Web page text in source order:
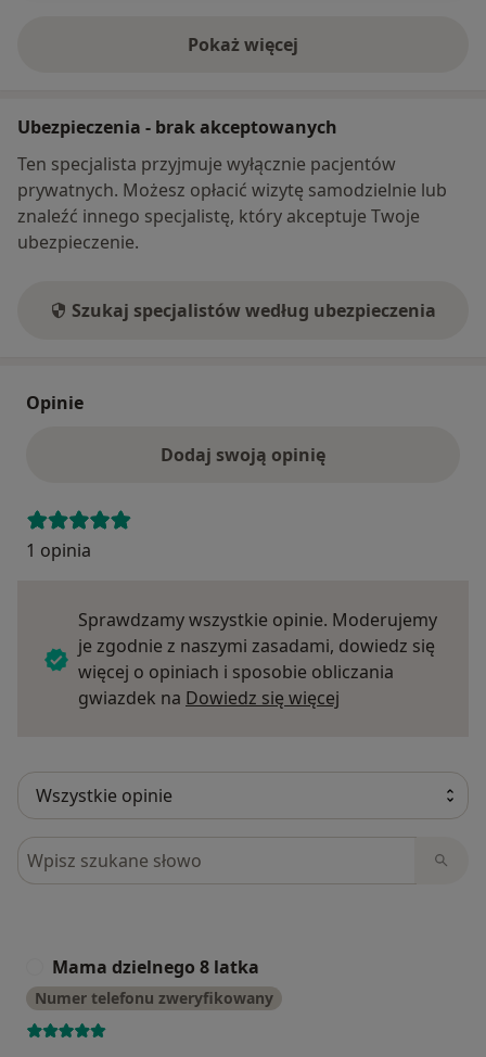
Pokaż więcej
o adresie
Ubezpieczenia - brak akceptowanych
Ten specjalista przyjmuje wyłącznie pacjentów
prywatnych. Możesz opłacić wizytę samodzielnie lub
znaleźć innego specjalistę, który akceptuje Twoje
ubezpieczenie.
Szukaj specjalistów według ubezpieczenia
Opinie
Dodaj swoją opinię
1 opinia
Sprawdzamy wszystkie opinie. Moderujemy
je zgodnie z naszymi zasadami, dowiedz się
więcej o opiniach i sposobie obliczania
gwiazdek na Dowiedz się więcej
Szukaj w opiniach
Mama dzielnego 8 latka
Numer telefonu zweryfikowany